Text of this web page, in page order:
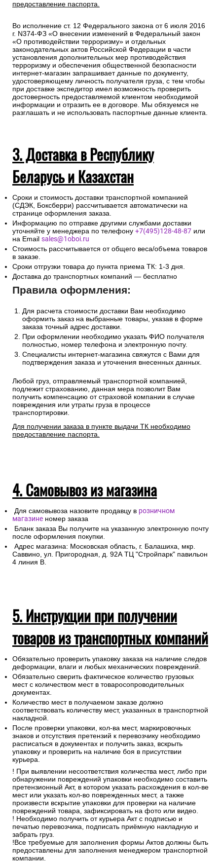
предоставление паспорта.
Во исполнение ст. 12 Федерального закона от 6 июля 2016
г. N374-ФЗ «О внесении изменений в Федеральный закон
«О противодействии терроризму» и отдельных
законодательных актов Российской Федерации в части
установления дополнительных мер противодействия
терроризму и обеспечения общественной безопасности
интернет-магазин запрашивает данные по документу,
удостоверяющему личность получателя груза, с тем чтобы
при доставке экспедитор имел возможность проверить
достоверность предоставляемой клиентом необходимой
информации и отразить ее в договоре. Мы обязуемся не
разглашать и не использовать паспортные данные клиента.
3. Доставка в Республику
Беларусь и Казахстан
Сроки и стоимость доставки транспортной компанией
(СДЭК, Боксберри) рассчитывается автоматически на
странице оформления заказа.
Информацию по отправке другими службами доставки
уточняйте у менеджера по телефону +7(495)128-48-87 или
на Email sales@1oboi.ru
Стоимость рассчитывается от общего веса/объема товаров
в заказе.
Сроки отгрузки товара до пункта приема ТК: 1-3 дня.
Доставка до транспортных компаний — бесплатно
Правила оформления:
Для расчета стоимости доставки Вам необходимо
оформить заказ на выбранные товары, указав в форме
заказа точный адрес доставки.
При оформлении необходимо указать ФИО получателя
полностью, номер телефона и электронную почту.
Специалисты интернет-магазина свяжутся с Вами для
подтверждения заказа и уточнения внесенных данных.
Любой груз, отправляемый транспортной компанией,
подлежит страхованию, данная мера позволит Вам
получить компенсацию от страховой компании в случае
повреждения или утраты груза в процессе
транспортировки.
Для получении заказа в пункте выдачи ТК необходимо
предоставление паспорта.
4. Самовывоз из магазина
Для самовывоза назовите продавцу в розничном
магазине номер заказа
Бланк заказа Вы получите на указанную электронную почту
после оформления покупки.
Адрес магазина: Московская область, г. Балашиха, мкр.
Саввино, ул. Пригородная, д. 92А ТЦ "Стройпарк" павильон
4 линия В.
5. Инструкции при получении
товаров из транспортных компаний
Обязательно проверить упаковку заказа на наличие следов
деформации, влаги и любых механических повреждений.
Обязательно сверить фактическое количество грузовых
мест с количеством мест в товаросопроводительных
документах.
Количество мест в получаемом заказе должно
соответствовать количеству мест, указанных в транспортной
накладной.
После проверки упаковки, кол-ва мест, маркировочных
знаков и отсутствия претензий к перевозчику необходимо
расписаться в документах и получить заказ, вскрыть
упаковку и проверить на наличие боя в присутствии
курьера.
! При выявлении несоответствия количества мест, либо при
обнаружении повреждений упаковки необходимо составить
претензионный Акт, в котором указать расхождения в кол-ве
мест или указать кол-во поврежденных мест, а также
произвести вскрытие упаковки для проверки на наличие
повреждений товара, зафиксировать на фото или видео.
! Необходимо получить от курьера Акт с подписью и
печатью перевозчика, подписать приёмную накладную и
забрать груз.
!Все требуемые для заполнения формы Актов должны быть
предоставлены для заполнения менеджером транспортной
компании.